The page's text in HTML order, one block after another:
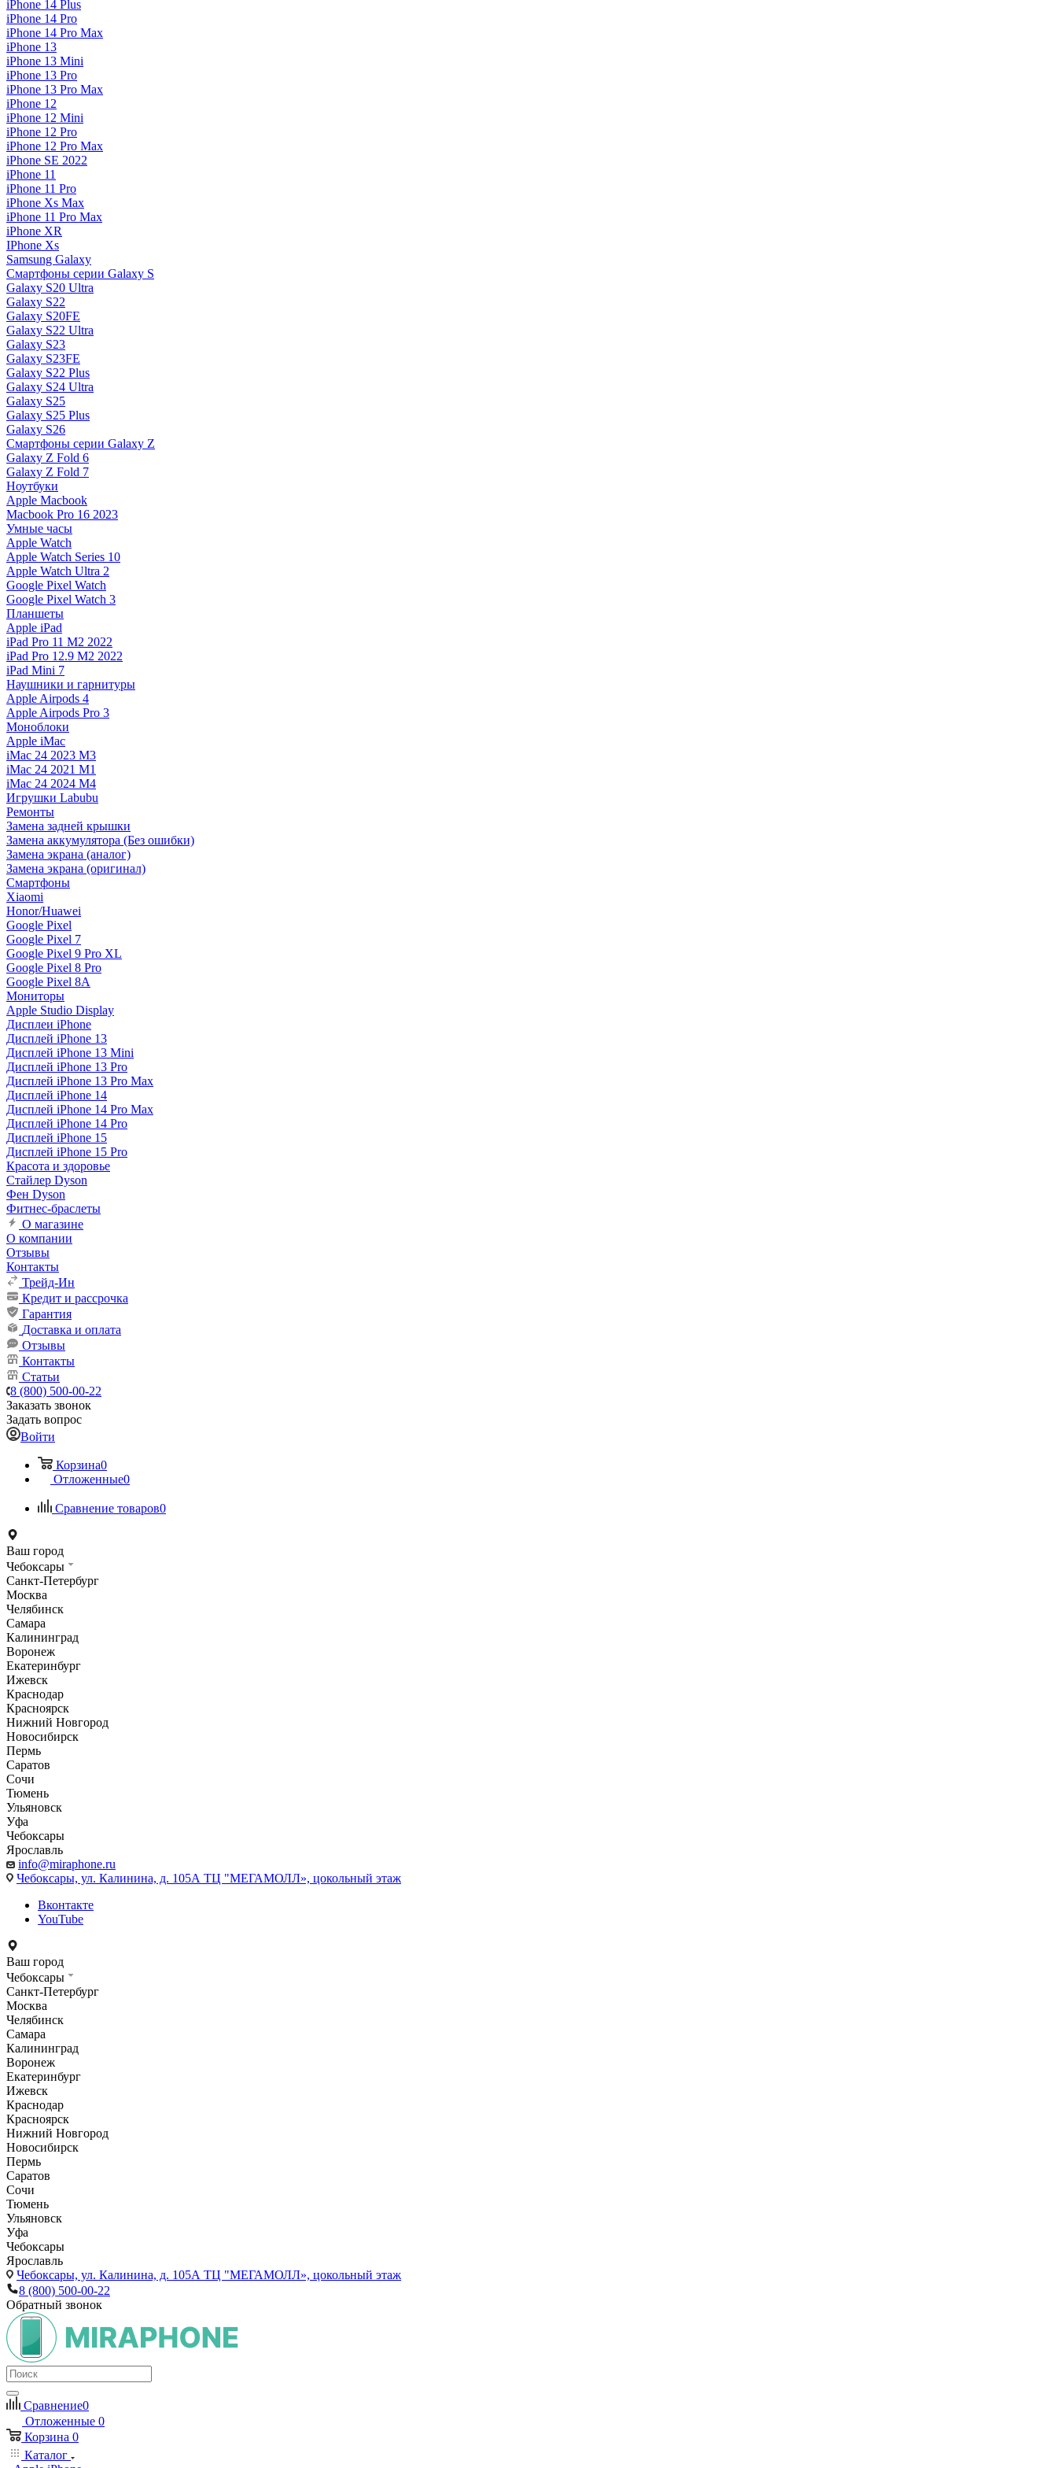
iPhone 14 Plus
iPhone 14 Pro
iPhone 14 Pro Max
iPhone 13
iPhone 13 Mini
iPhone 13 Pro
iPhone 13 Pro Max
iPhone 12
iPhone 12 Mini
iPhone 12 Pro
iPhone 12 Pro Max
iPhone SE 2022
iPhone 11
iPhone 11 Pro
iPhone Xs Max
iPhone 11 Pro Max
iPhone XR
IPhone Xs
Samsung Galaxy
Смартфоны серии Galaxy S
Galaxy S20 Ultra
Galaxy S22
Galaxy S20FE
Galaxy S22 Ultra
Galaxy S23
Galaxy S23FE
Galaxy S22 Plus
Galaxy S24 Ultra
Galaxy S25
Galaxy S25 Plus
Galaxy S26
Смартфоны серии Galaxy Z
Galaxy Z Fold 6
Galaxy Z Fold 7
Ноутбуки
Apple Macbook
Macbook Pro 16 2023
Умные часы
Apple Watch
Apple Watch Series 10
Apple Watch Ultra 2
Google Pixel Watch
Google Pixel Watch 3
Планшеты
Apple iPad
iPad Pro 11 M2 2022
iPad Pro 12.9 M2 2022
iPad Mini 7
Наушники и гарнитуры
Apple Airpods 4
Apple Airpods Pro 3
Моноблоки
Apple iMac
iMac 24 2023 M3
iMac 24 2021 M1
iMac 24 2024 M4
Игрушки Labubu
Ремонты
Замена задней крышки
Замена аккумулятора (Без ошибки)
Замена экрана (аналог)
Замена экрана (оригинал)
Смартфоны
Xiaomi
Honor/Huawei
Google Pixel
Google Pixel 7
Google Pixel 9 Pro XL
Google Pixel 8 Pro
Google Pixel 8A
Мониторы
Apple Studio Display
Дисплеи iPhone
Дисплей iPhone 13
Дисплей iPhone 13 Mini
Дисплей iPhone 13 Pro
Дисплей iPhone 13 Pro Max
Дисплей iPhone 14
Дисплей iPhone 14 Pro Max
Дисплей iPhone 14 Pro
Дисплей iPhone 15
Дисплей iPhone 15 Pro
Красота и здоровье
Стайлер Dyson
Фен Dyson
Фитнес-браслеты
О магазине
О компании
Отзывы
Контакты
Трейд-Ин
Кредит и рассрочка
Гарантия
Доставка и оплата
Отзывы
Контакты
Статьи
8 (800) 500-00-22
Заказать звонок
Задать вопрос
Войти
Корзина0
Отложенные0
Сравнение товаров0
Ваш город
Чебоксары
Санкт-Петербург
Москва
Челябинск
Самара
Калининград
Воронеж
Екатеринбург
Ижевск
Краснодар
Красноярск
Нижний Новгород
Новосибирск
Пермь
Саратов
Сочи
Тюмень
Ульяновск
Уфа
Чебоксары
Ярославль
info@miraphone.ru
Чебоксары, ул. Калинина, д. 105А ТЦ "МЕГАМОЛЛ», цокольный этаж
Вконтакте
YouTube
Ваш город
Чебоксары
Санкт-Петербург
Москва
Челябинск
Самара
Калининград
Воронеж
Екатеринбург
Ижевск
Краснодар
Красноярск
Нижний Новгород
Новосибирск
Пермь
Саратов
Сочи
Тюмень
Ульяновск
Уфа
Чебоксары
Ярославль
Чебоксары, ул. Калинина, д. 105А ТЦ "МЕГАМОЛЛ», цокольный этаж
8 (800) 500-00-22
Обратный звонок
Сравнение0
Отложенные 0
Корзина 0
Каталог